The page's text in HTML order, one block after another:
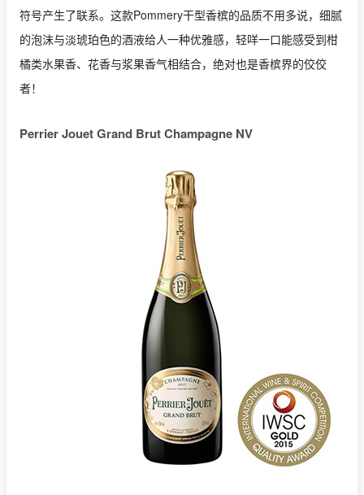
符号产生了联系。这款Pommery干型香槟的品质不用多说， 细腻
的泡沫与淡琥珀色的酒液给人一种优雅感，轻咩一口能感受到柑
橘类水果香、花香与浆果香气相结合， 绝对也是香槟界的佼佼
者！
Perrier Jouet Grand Brut Champagne NV